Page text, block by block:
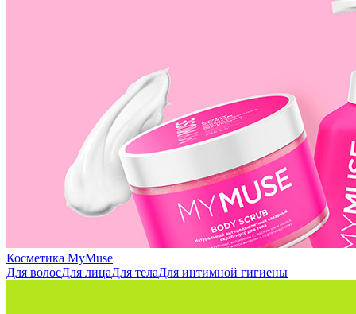
Косметика MyMuse
Для волосДля лицаДля телаДля интимной гигиены